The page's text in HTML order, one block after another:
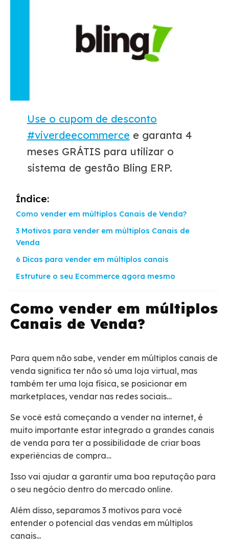
Use o cupom de desconto
#viverdeecommerce e garanta 4
meses GRÁTIS para utilizar o
sistema de gestão Bling ERP.
Índice:
Como vender em múltiplos Canais de Venda?
3 Motivos para vender em múltiplos Canais de
Venda
6 Dicas para vender em múltiplos canais
Estruture o seu Ecommerce agora mesmo
Como vender em múltiplos
Canais de Venda?
Para quem não sabe, vender em múltiplos canais de
venda significa ter não só uma loja virtual, mas
também ter uma loja física, se posicionar em
marketplaces, vendar nas redes sociais…
Se você está começando a vender na internet, é
muito importante estar integrado a grandes canais
de venda para ter a possibilidade de criar boas
experiências de compra…
Isso vai ajudar a garantir uma boa reputação para
o seu negócio dentro do mercado online.
Além disso, separamos 3 motivos para você
entender o potencial das vendas em múltiplos
canais...